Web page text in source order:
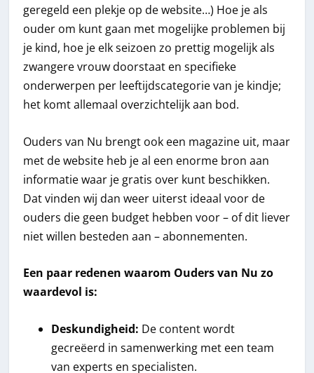
geregeld een plekje op de website…) Hoe je als
ouder om kunt gaan met mogelijke problemen bij
je kind, hoe je elk seizoen zo prettig mogelijk als
zwangere vrouw doorstaat en specifieke
onderwerpen per leeftijdscategorie van je kindje;
het komt allemaal overzichtelijk aan bod.
Ouders van Nu brengt ook een magazine uit, maar
met de website heb je al een enorme bron aan
informatie waar je gratis over kunt beschikken.
Dat vinden wij dan weer uiterst ideaal voor de
ouders die geen budget hebben voor – of dit liever
niet willen besteden aan – abonnementen.
Een paar redenen waarom Ouders van Nu zo
waardevol is:
Deskundigheid: De content wordt
gecreëerd in samenwerking met een team
van experts en specialisten.